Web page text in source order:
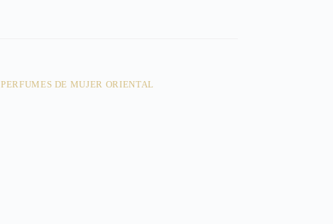
PERFUMES DE MUJER ORIENTAL